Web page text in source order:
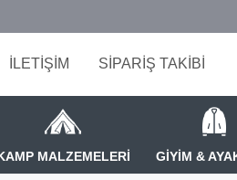
İLETİŞİM SİPARİŞ TAKİBİ
MALZEMELERİ GİYİM &